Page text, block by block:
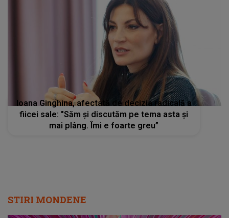
Ioana Ginghina, afectată de decizia radicală a
fiicei sale: "Săm și discutăm pe tema asta și
mai plâng. Îmi e foarte greu”
STIRI MONDENE